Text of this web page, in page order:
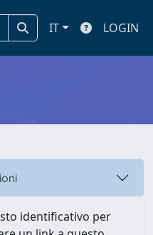
IT LOGIN
identificativo per